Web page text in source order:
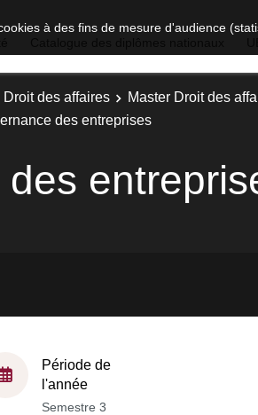
à des fins de mesure d'audience
Droit des affaires
Master Droit des
des entreprises
Période de
l'année
Semestre 3